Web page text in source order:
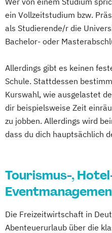
ein Vollzeitstudium bzw.
als Studierende/r die
Bachelor- oder
Allerdings gibt es keinen
Schule. Stattdessen
Kurswahl, wie ausgelastet
dir beispielsweise Zeit
zu jobben. Allerdings wird
dass du dich hauptsächlich
Tourismus-,
Die Freizeitwirtschaft in
Abenteuerurlaub über die